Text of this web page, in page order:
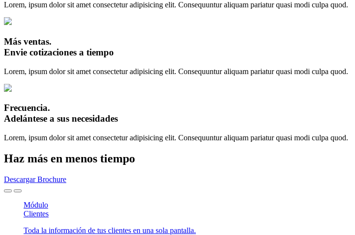
Lorem, ipsum dolor sit amet consectetur adipisicing elit. Consequuntur aliquam pariatur quasi modi culpa quod.
Más ventas.
Envie cotizaciones a tiempo
Lorem, ipsum dolor sit amet consectetur adipisicing elit. Consequuntur aliquam pariatur quasi modi culpa quod.
Frecuencia.
Adelántese a sus necesidades
Lorem, ipsum dolor sit amet consectetur adipisicing elit. Consequuntur aliquam pariatur quasi modi culpa quod.
Haz más en menos tiempo
Descargar Brochure
Módulo
Clientes
Toda la información de tus clientes en una sola pantalla.